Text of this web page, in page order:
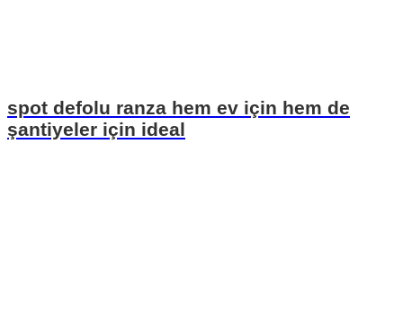
spot defolu ranza hem ev için hem de
şantiyeler için ideal